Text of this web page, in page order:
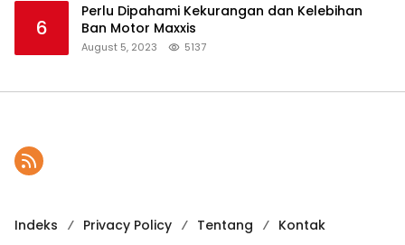
6
Perlu Dipahami Kekurangan dan Kelebihan
Ban Motor Maxxis
August 5, 2023 5137
Indeks Privacy Policy Tentang Kontak